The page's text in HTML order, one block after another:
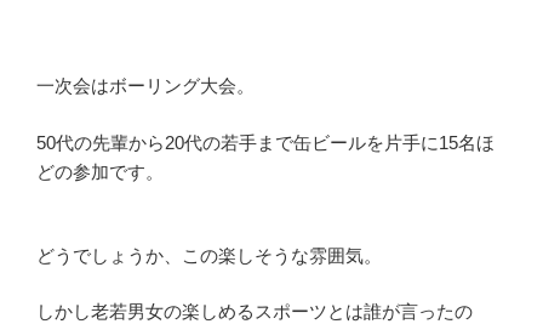
一次会はボーリング大会。
50代の先輩から20代の若手まで缶ビールを片手に15名ほ
どの参加です。
どうでしょうか、この楽しそうな雰囲気。
しかし老若男女の楽しめるスポーツとは誰が言ったの